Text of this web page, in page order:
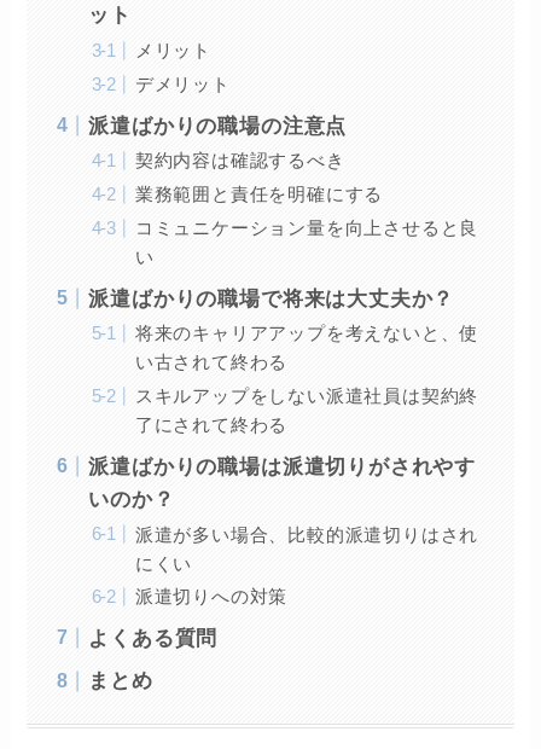
ット
メリット
デメリット
派遣ばかりの職場の注意点
契約内容は確認するべき
業務範囲と責任を明確にする
コミュニケーション量を向上させると良
い
派遣ばかりの職場で将来は大丈夫か？
将来のキャリアアップを考えないと、使
い古されて終わる
スキルアップをしない派遣社員は契約終
了にされて終わる
派遣ばかりの職場は派遣切りがされやす
いのか？
派遣が多い場合、比較的派遣切りはされ
にくい
派遣切りへの対策
よくある質問
まとめ